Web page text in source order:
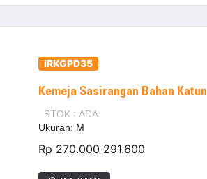
IRKGPD35
Kemeja Sasirangan Bahan Katun
STOK : ADA
Ukuran: M
Rp 270.000 291.600